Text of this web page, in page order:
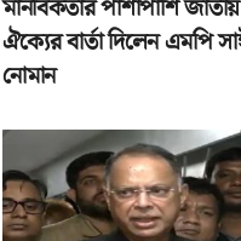
মানবিকতার পাশাপাশি জাতীয়
ঐক্যের বার্তা দিলেন এমপি
নোমান